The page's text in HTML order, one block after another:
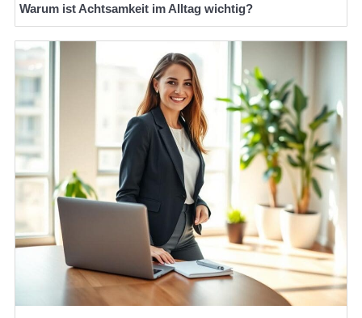
Warum ist Achtsamkeit im Alltag wichtig?